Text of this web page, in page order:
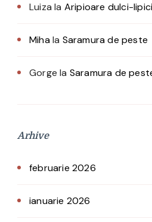
Luiza la Aripioare dulci-
Mihala Saramura de peste
Gorge la Saramura de
Arhive
februarie 2026
ianuarie 2026